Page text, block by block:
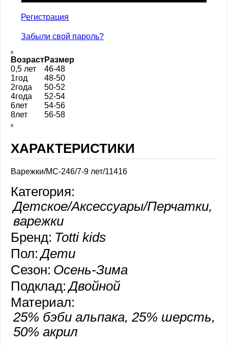
Регистрация
Забыли свой пароль?
ₓ
ВозрастРазмер
0,5 лет
46-48
1год
48-50
2года
50-52
4года
52-54
6лет
54-56
8лет
56-58
ₓ
ХАРАКТЕРИСТИКИ
Варежки/МС-246/7-9 лет/11416
Категория:
Детское/Аксессуары/Перчатки,
варежки
Бренд: Totti kids
Пол: Дети
Сезон: Осень-Зима
Подклад: Двойной
Материал:
25% бэби альпака, 25% шерсть,
50% акрил